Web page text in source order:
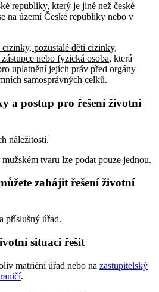
republiky, který je jiné než české
na území České republiky nebo v
pozůstalé děti cizinky,
nebo fyzická osoba, která
uplatnění jejích práv před orgány
samosprávných celků.
a postup pro řešení životní
náležitostí.
tvaru lze podat pouze jednou.
zahájit řešení životní
příslušný úřad.
situaci řešit
matriční úřad nebo na zastupitelský
.